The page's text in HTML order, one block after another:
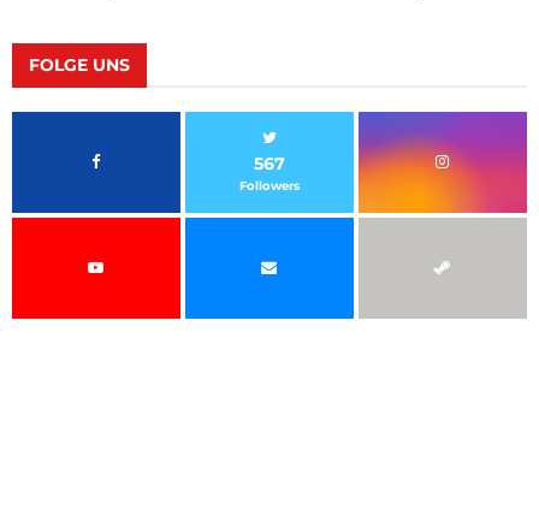
FOLGE UNS
567
Followers